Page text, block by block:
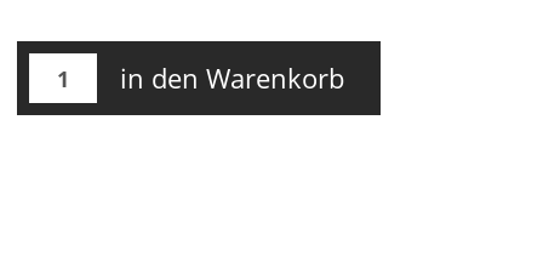
in den Warenkorb